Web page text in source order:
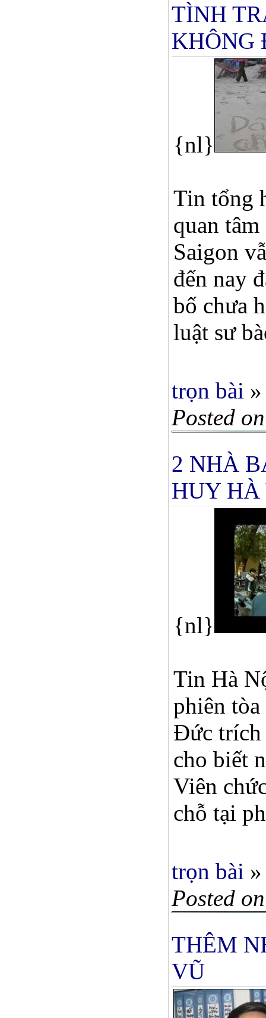
TÌNH
KHÔNG
{nl}
Tin tổng
quan
Saigon
đến nay
bố chưa
luật sư
trọn bài »
Posted
2 NHÀ
HUY HÀ
{nl}
Tin Hà
phiên
Ðức trích
cho biết
Viên
chỗ tại
trọn bài »
Posted
THÊM
VŨ